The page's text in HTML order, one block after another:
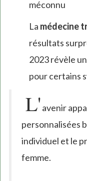
méconnu
La médecine
résultats
2023 révèle
pour certains
L'avenir
personnalisées
individuel et le
femme.